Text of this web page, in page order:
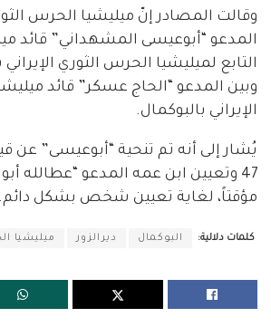
وقالت المصادر إنّ ميليشيا الحرس
التابع لميليشيا الحرس الثوري
وبين المدعو “الحاج عسكر” قائد
الإيراني بالبوكمال.
يُشار إلى أنه تم تنحية “أبوعيسى” عن
47 وتعيين ابن عمه المدعو “عطالله
مؤقتاً، لغاية تعيين شخص بشكل دائم.
كلمات دلالية: البوكمال ديرالزور ميليشيا